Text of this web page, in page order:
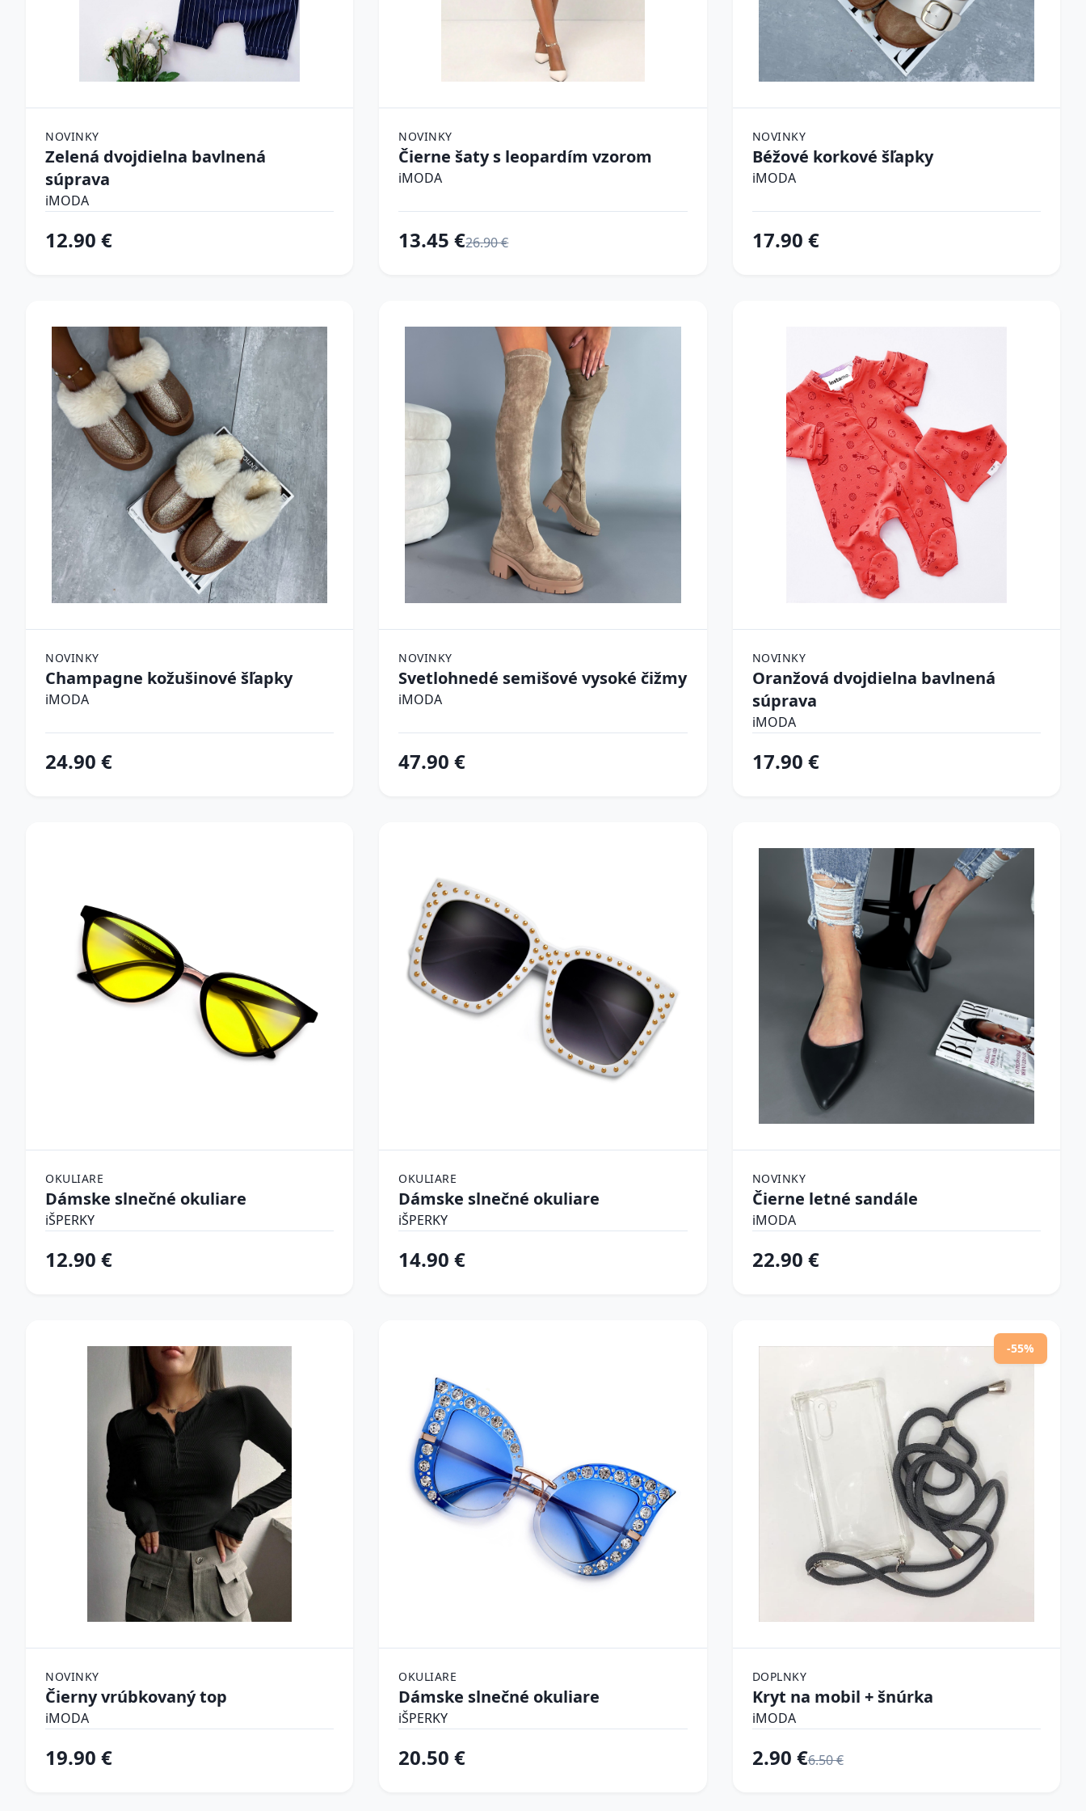
NOVINKY
Zelená dvojdielna bavlnená
súprava
iMODA
12.90 €
NOVINKY
Čierne šaty s leopardím vzorom
iMODA
13.45 €26.90 €
NOVINKY
Béžové korkové šľapky
iMODA
17.90 €
NOVINKY
Champagne kožušinové šľapky
iMODA
24.90 €
NOVINKY
Svetlohnedé semišové vysoké čižmy
iMODA
47.90 €
NOVINKY
Oranžová dvojdielna bavlnená
súprava
iMODA
17.90 €
OKULIARE
Dámske slnečné okuliare
iŠPERKY
12.90 €
OKULIARE
Dámske slnečné okuliare
iŠPERKY
14.90 €
NOVINKY
Čierne letné sandále
iMODA
22.90 €
NOVINKY
Čierny vrúbkovaný top
iMODA
19.90 €
OKULIARE
Dámske slnečné okuliare
iŠPERKY
20.50 €
-55%
DOPLNKY
Kryt na mobil + šnúrka
iMODA
2.90 €6.50 €